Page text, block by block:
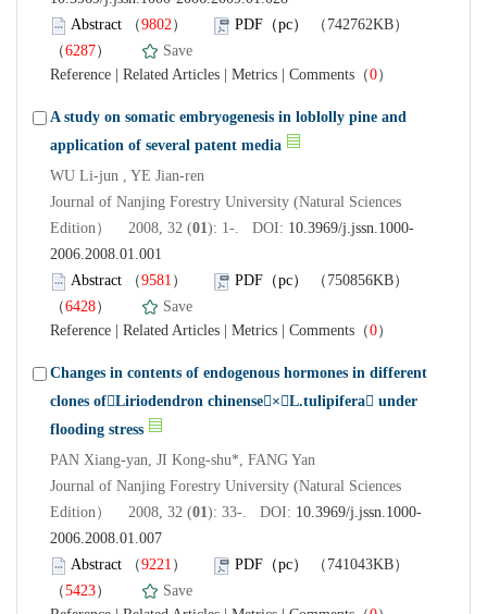
Abstract （9802） PDF（pc）
（742762KB）
（6287）
Save
Reference
Related Articles Metrics Comments （0）
A study on somatic embryogenesis in loblolly pine and
application of several patent media
WU Li-jun , YE Jian-ren
Journal of Nanjing Forestry University (Natural Sciences
Edition） 2008, 32 (01): 1-. DOI: 10.3969/j.jssn.1000-
2006.2008.01.001
Abstract （9581 ） PDF（pc）
（750856KB）
（6428）
Save
Reference
Related Articles Metrics Comments （0）
Changes in contents of endogenous hormones in different
clones ofLiriodendron chinense×L.tulipifera under
flooding stress
PAN Xiang-yan, JI Kong-shu*, FANG Yan
Journal of Nanjing Forestry University (Natural Sciences
Edition） 2008, 32 (01): 33-. DOI: 10.3969/j.jssn.1000-
2006.2008.01.007
Abstract （9221 ） PDF（pc）
（741043KB）
（5423）
Save